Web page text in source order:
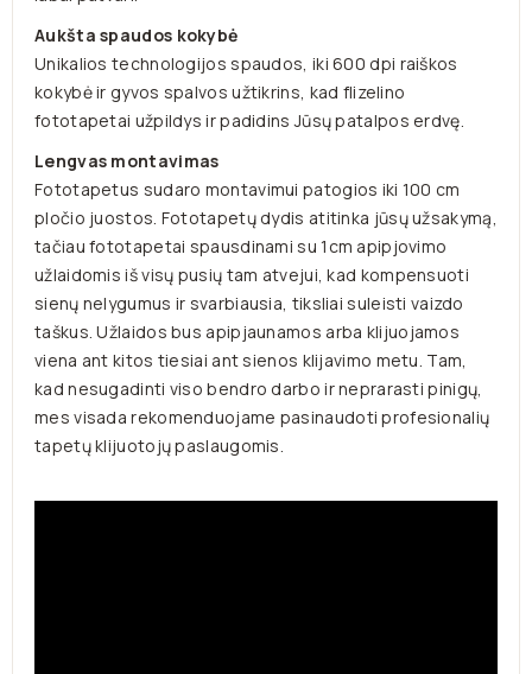
Aukšta spaudos kokybė
Unikalios technologijos spaudos, iki 600 dpi raiškos
kokybė ir gyvos spalvos užtikrins, kad flizelino
fototapetai užpildys ir padidins Jūsų patalpos erdvę.
Lengvas montavimas
Fototapetus sudaro montavimui patogios iki 100 cm
pločio juostos. Fototapetų dydis atitinka jūsų užsakymą,
tačiau fototapetai spausdinami su 1cm apipjovimo
užlaidomis iš visų pusių tam atvejui, kad kompensuoti
sienų nelygumus ir svarbiausia, tiksliai suleisti vaizdo
taškus. Užlaidosbus apipjaunamos arba klijuojamos
viena ant kitos tiesiai ant sienos klijavimo metu. Tam,
kad nesugadinti viso bendro darbo ir neprarasti pinigų,
mes visada rekomenduojame pasinaudoti profesionalių
tapetų klijuotojų paslaugomis.